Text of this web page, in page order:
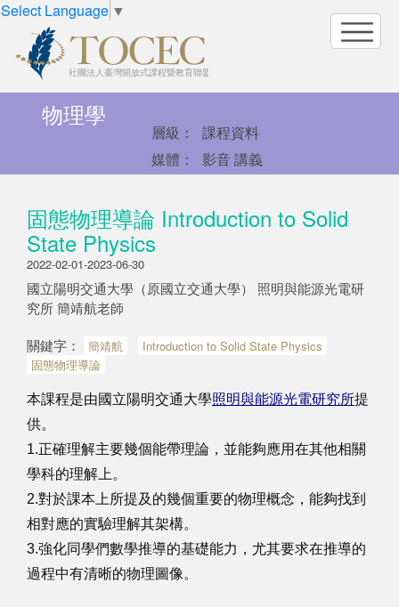
Select Language ▼
物理學
層級：
課程資料
媒體：
影音 講義
固態物理導論 Introduction to Solid
State Physics
2022-02-01-2023-06-30
國立陽明交通大學（原國立交通大學） 照明與能源光電研
究所 簡靖航老師
關鍵字：
簡靖航
Introduction to Solid State Physics
固態物理導論
本課程是由國立陽明交通大學照明與能源光電研究所提
供。
1.正確理解主要幾個能帶理論，並能夠應用在其他相關
學科的理解上。
2.對於課本上所提及的幾個重要的物理概念，能夠找到
相對應的實驗理解其架構。
3.強化同學們數學推導的基礎能力，尤其要求在推導的
過程中有清晰的物理圖像。